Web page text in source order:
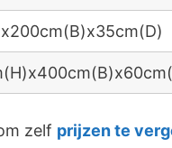
zelf prijzen te